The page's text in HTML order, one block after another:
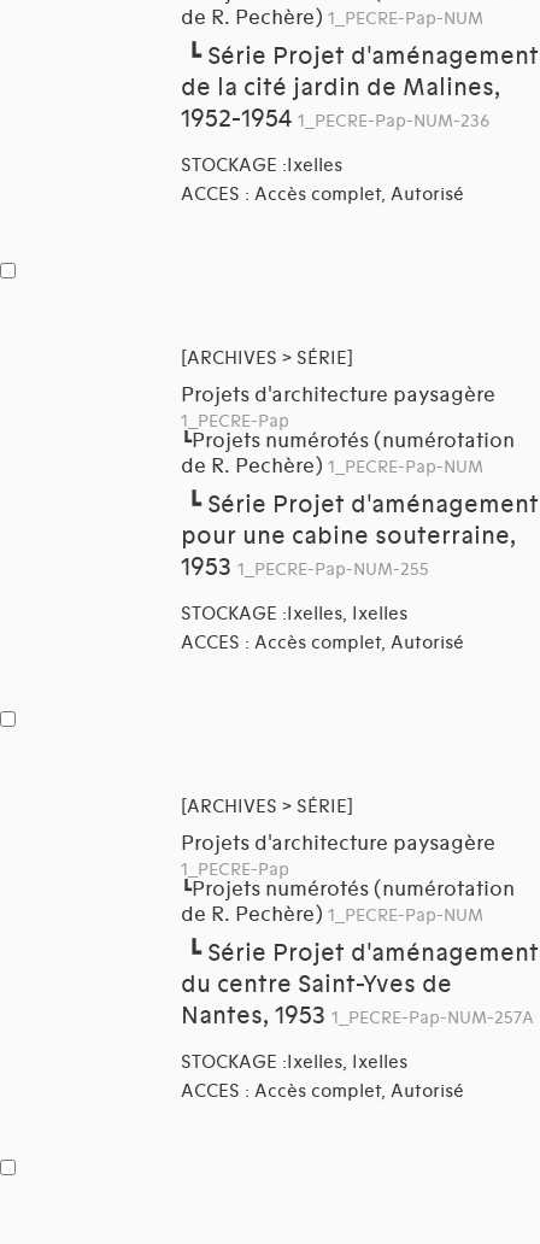
de R. Pechère) 1_PECRE-Pap-NUM
┗ Série Projet d'aménagement
de la cité jardin de Malines,
1952-1954 1_PECRE-Pap-NUM-236
STOCKAGE :Ixelles
ACCES : Accès complet, Autorisé
[ARCHIVES > SÉRIE]
Projets d'architecture paysagère
1_PECRE-Pap
┗Projets numérotés (numérotation
de R. Pechère) 1_PECRE-Pap-NUM
┗ Série Projet d'aménagement
pour une cabine souterraine,
1953 1_PECRE-Pap-NUM-255
STOCKAGE :Ixelles, Ixelles
ACCES : Accès complet, Autorisé
[ARCHIVES > SÉRIE]
Projets d'architecture paysagère
1_PECRE-Pap
┗Projets numérotés (numérotation
de R. Pechère) 1_PECRE-Pap-NUM
┗ Série Projet d'aménagement
du centre Saint-Yves de
Nantes, 1953 1_PECRE-Pap-NUM-257A
STOCKAGE :Ixelles, Ixelles
ACCES : Accès complet, Autorisé